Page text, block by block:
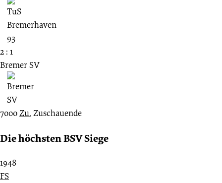
2 : 1
Bremer SV
7000Zu. Zuschauende
Die höchsten BSV Siege
1948
FS